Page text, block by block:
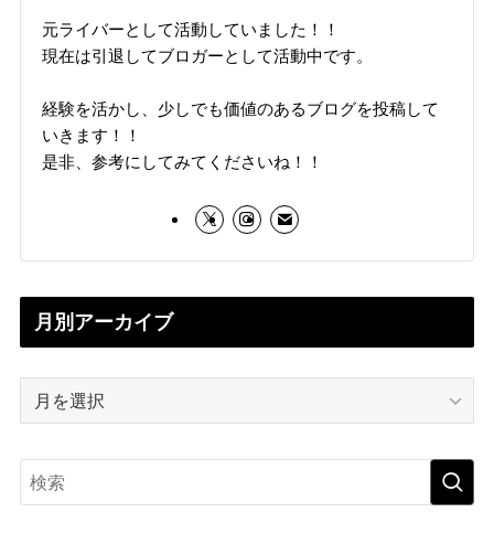
元ライバーとして活動していました！！
現在は引退してブロガーとして活動中です。
経験を活かし、少しでも価値のあるブログを投稿して
いきます！！
是非、参考にしてみてくださいね！！
月別アーカイブ
ー
カ